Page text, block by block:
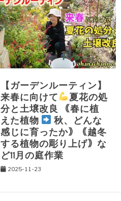
【ガーデンルーティン】
来春に向けて
夏花の処
分と土壌改良 ｟春に植
えた植物
秋、どんな
感じに育ったか｠｟越冬
する植物の彫り上げ｠な
ど11月の庭作業
2025-11-23